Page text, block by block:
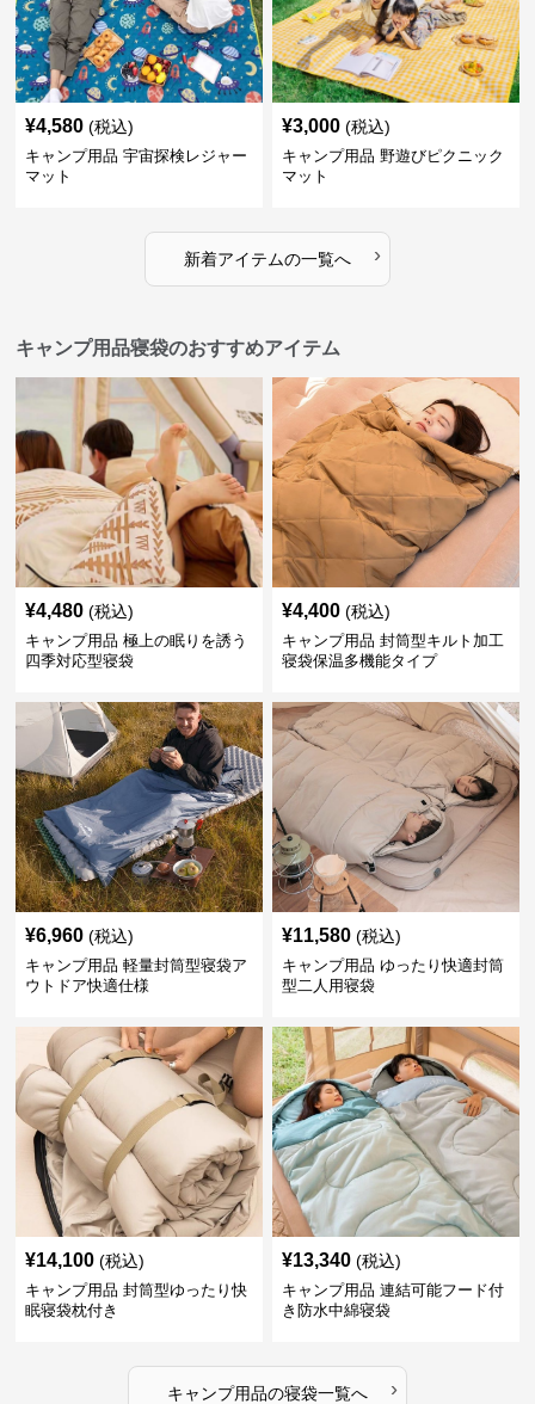
¥4,580 (税込)
キャンプ用品 宇宙探検レジャー
マット
¥3,000 (税込)
キャンプ用品 野遊びピクニック
マット
新着アイテムの一覧へ ›
キャンプ用品寝袋のおすすめアイテム
¥4,480 (税込)
キャンプ用品 極上の眠りを誘う
四季対応型寝袋
¥4,400 (税込)
キャンプ用品 封筒型キルト加工
寝袋保温多機能タイプ
¥6,960 (税込)
キャンプ用品 軽量封筒型寝袋ア
ウトドア快適仕様
¥11,580 (税込)
キャンプ用品 ゆったり快適封筒
型二人用寝袋
¥14,100 (税込)
キャンプ用品 封筒型ゆったり快
眠寝袋枕付き
¥13,340 (税込)
キャンプ用品 連結可能フード付
き防水中綿寝袋
キャンプ用品の寝袋一覧へ ›